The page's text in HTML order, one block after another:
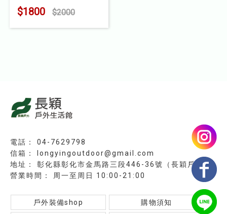
挖寶區
⭐長毛象-過季出清75折⭐
型號 : F24220
$1800 $2000
04-7629798
longyingoutdoor@gmail.com
彰化縣彰化市金馬路三段446-36號（長穎戶外）
周一至周日 10:00-21:00
戶外裝備shop 購物須知